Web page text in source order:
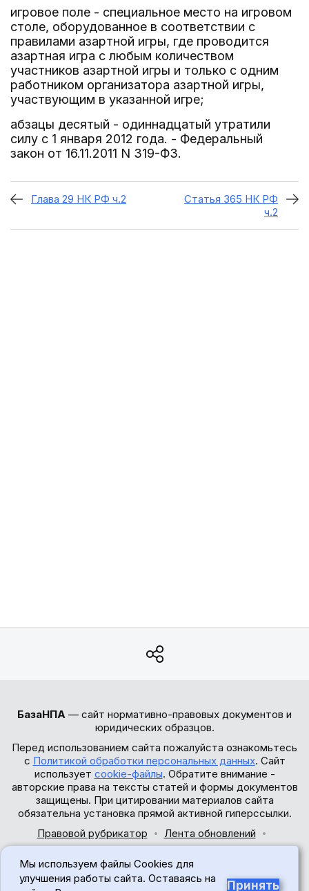
игровое поле - специальное место на игровом
столе, оборудованное в соответствии с
правилами азартной игры, где проводится
азартная игра с любым количеством
участников азартной игры и только с одним
работником организатора азартной игры,
участвующим в указанной игре;
абзацы десятый - одиннадцатый утратили
силу с 1 января 2012 года. - Федеральный
закон от 16.11.2011 N 319-ФЗ.
Глава 29 НК РФ ч.2
Статья 365 НК РФ
ч.2
БазаНПА — сайт нормативно-правовых документов и
юридических образцов.
Перед использованием сайта пожалуйста ознакомьтесь
с Политикой обработки персональных данных. Сайт
использует cookie-файлы. Обратите внимание -
авторские права на тексты статей и формы документов
защищены. При цитировании материалов сайта
обязательна установка прямой активной гиперссылки.
Правовой рубрикатор
Лента обновлений
© 2017-2026
Мы используем файлы Cookies для
улучшения работы сайта. Оставаясь на
Принять